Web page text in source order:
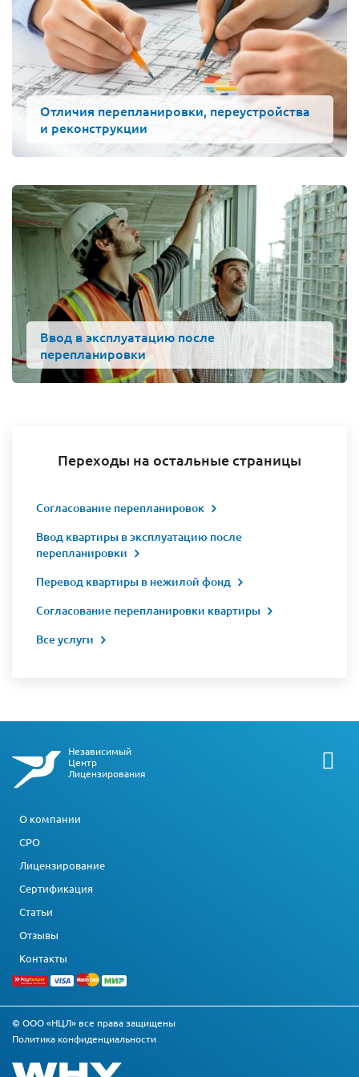
Отличия перепланировки, переустройства
и реконструкции
Ввод в эксплуатацию после
перепланировки
Переходы на остальные страницы
Согласование перепланировок
Ввод квартиры в эксплуатацию после
перепланировки
Перевод квартиры в нежилой фонд
Согласование перепланировки квартиры
Все услуги
Независимый
Центр
Лицензирования
О компании
СРО
Лицензирование
Сертификация
Статьи
Отзывы
Контакты
© ООО «НЦЛ» все права защищены
Политика конфиденциальности